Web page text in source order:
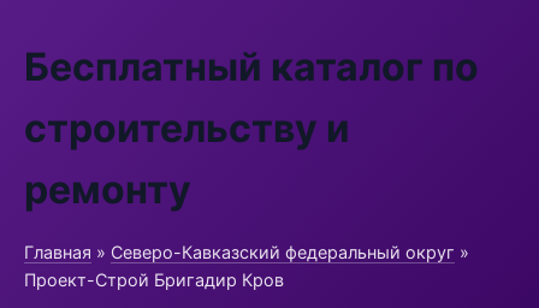
Бесплатный каталог по
строительству и
ремонту
Главная » Северо-Кавказский федеральный округ »
Проект-Строй Бригадир Кров